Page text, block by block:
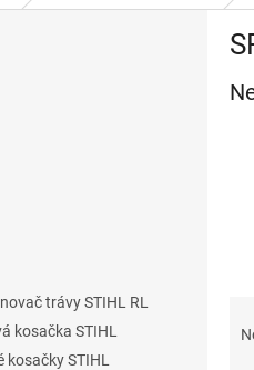
trávy STIHL RL
kosačka STIHL
kosačky STIHL